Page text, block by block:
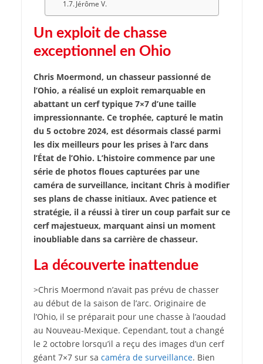
Jérôme V.
Un exploit de chasse
exceptionnel en Ohio
Chris Moermond, un chasseur passionné de
l’Ohio, a réalisé un exploit remarquable en
abattant un cerf typique 7×7 d’une taille
impressionnante. Ce trophée, capturé le matin
du 5 octobre 2024, est désormais classé parmi
les dix meilleurs pour les prises à l’arc dans
l’État de l’Ohio. L’histoire commence par une
série de photos floues capturées par une
caméra de surveillance, incitant Chris à modifier
ses plans de chasse initiaux. Avec patience et
stratégie, il a réussi à tirer un coup parfait sur ce
cerf majestueux, marquant ainsi un moment
inoubliable dans sa carrière de chasseur.
La découverte inattendue
>Chris Moermond n’avait pas prévu de chasser
au début de la saison de l’arc. Originaire de
l’Ohio, il se préparait pour une chasse à l’aoudad
au Nouveau-Mexique. Cependant, tout a changé
le 2 octobre lorsqu’il a reçu des images d’un cerf
géant 7×7 sur sa caméra de surveillance. Bien